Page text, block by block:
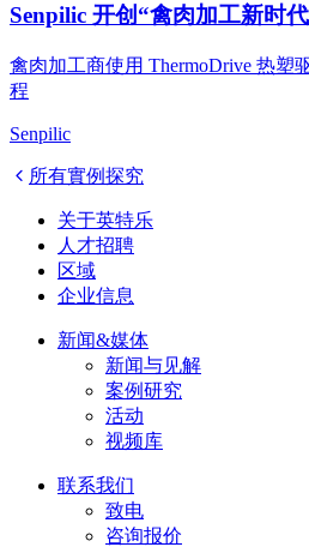
Senpilic 开创“禽肉加工新时
禽肉加工商使用 ThermoDrive 热塑
程
Senpilic
所有實例探究
关于英特乐
人才招聘
区域
企业信息
新闻&媒体
新闻与见解
案例研究
活动
视频库
联系我们
致电
咨询报价